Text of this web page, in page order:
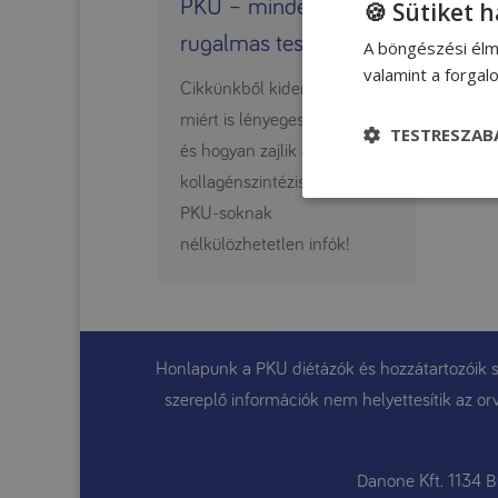
PKU – mindent a
rugalmas testért!
Cikkünkből kiderül, hogy
miért is lényeges a kollagén,
és hogyan zajlik a
kollagénszintézis folyamata.
PKU-soknak
nélkülözhetetlen infók!
Honlapunk a PKU diétázók és
szereplő információk nem helyettesítik az
Danone Kft. 1134
🍪 Sütiket
A böngészési
valamint a